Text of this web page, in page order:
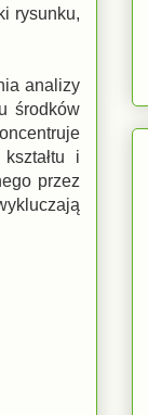
rysunku,
analizy
środków
i
przez